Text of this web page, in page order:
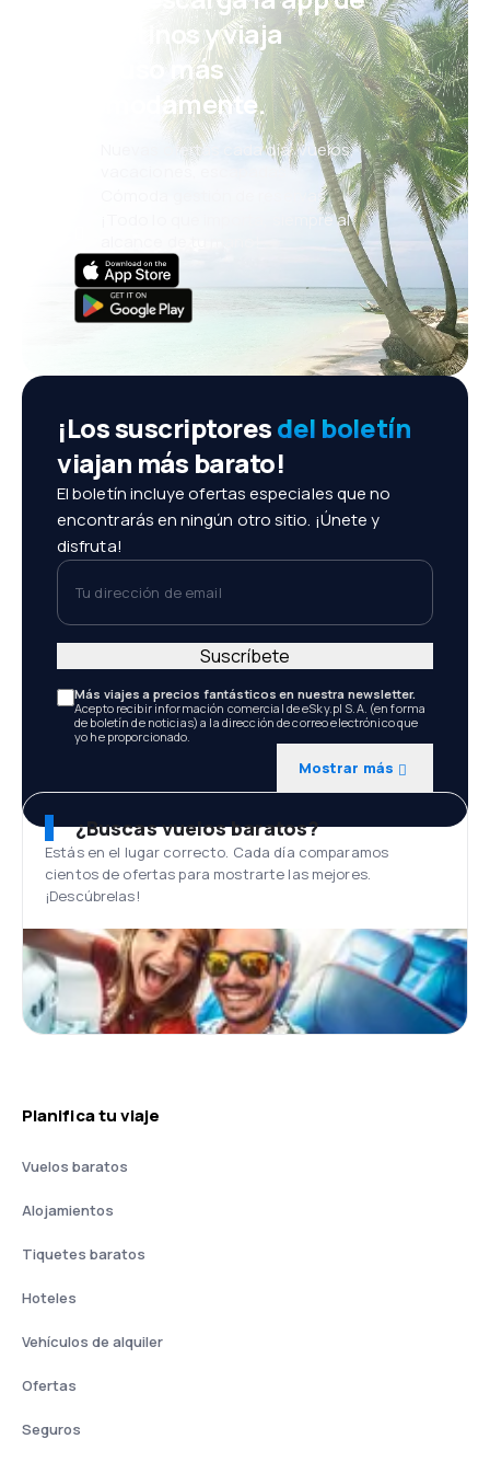
eDestinos y viaja
incluso más
cómodamente.
Nuevas ofertas cada día: vuelos,
vacaciones, escapadas
Cómoda gestión de reservas
¡Todo lo que importa, siempre al
¡Los suscriptoresdel boletín
viajan más barato!
El boletín incluye ofertas especiales que no
encontrarás en ningún otro sitio. ¡Únete y
disfruta!
Tu dirección de email
Más viajes a precios fantásticos en nuestra newsletter.
Acepto recibir información comercial de eSky.pl S.A. (en forma
de boletín de noticias) a la dirección de correo electrónico que
yo he proporcionado.
Mostrar más
Suscríbete
¿Buscas vuelos baratos?
Estás en el lugar correcto. Cada día comparamos
cientos de ofertas para mostrarte las mejores.
¡Descúbrelas!
Planifica tu viaje
Vuelos baratos
Alojamientos
Tiquetes baratos
Hoteles
Vehículos de alquiler
Ofertas
Seguros